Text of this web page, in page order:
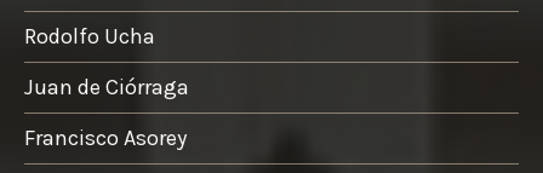
de
Rodolfo Ucha
Juan de Ciórraga
Francisco Asorey